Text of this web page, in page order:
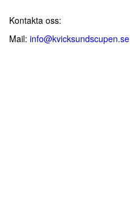
Kontakta oss:
Mail: info@kvicksundscupen.se